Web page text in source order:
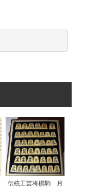
伝統工芸将棋駒 月